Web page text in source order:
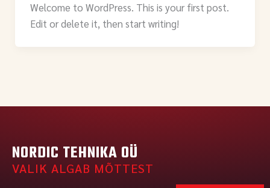
Welcome to WordPress. This is your first post.
Edit or delete it, then start writing!
NORDIC TEHNIKA OÜ
VALIK ALGAB MÕTTEST